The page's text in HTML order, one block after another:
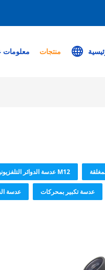
منتجات معلومات
M12 عدسة الدوائر التلفزيونية المغلقة
عدسة عدسة تكبير بمحركات